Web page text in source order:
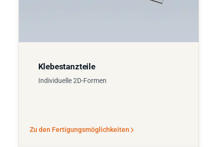
Klebestanzteile
Individuelle 2D-Formen
Zu den Fertigungsmöglichkeiten